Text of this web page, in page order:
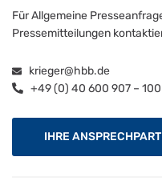
Für Allgemeine
Pressemitteilungen
krieger@hbb.de
+49 (0) 40 600 907 – 100
IHRE